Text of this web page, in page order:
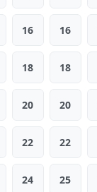
16 16
18 18
20 20
22 22
24 25